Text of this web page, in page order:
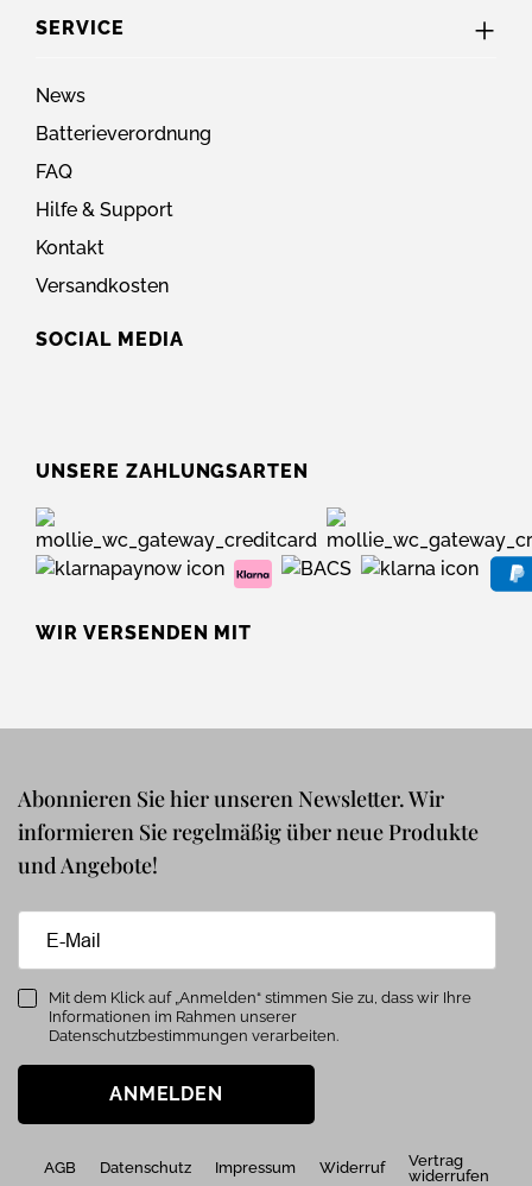
SERVICE
News
Batterieverordnung
FAQ
Hilfe & Support
Kontakt
Versandkosten
SOCIAL MEDIA
UNSERE ZAHLUNGSARTEN
WIR VERSENDEN MIT
Abonnieren Sie hier unseren Newsletter. Wir
informieren Sie regelmäßig über neue Produkte
und Angebote!
Mit dem Klick auf „Anmelden“ stimmen Sie zu, dass wir Ihre
Informationen im Rahmen unserer
Datenschutzbestimmungen verarbeiten.
ANMELDEN
AGB Datenschutz Impressum Widerruf
Vertrag
widerrufen